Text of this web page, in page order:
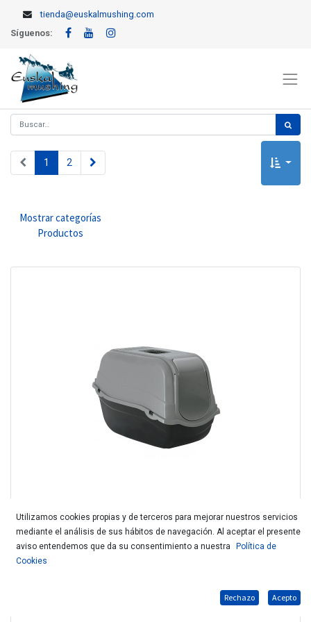
tienda@euskalmushing.com
Síguenos:
1 2
Mostrar categorías
Productos
N.GATERA ECO LINE 57X39X41cm 100% reciclado
Utilizamos cookies propias y de terceros para mejorar nuestros servicios
mediante el análisis de sus hábitos de navegación. Al aceptar el presente
aviso entendemos que da su consentimiento a nuestra
Política de
Cookies
Rechazo Acepto